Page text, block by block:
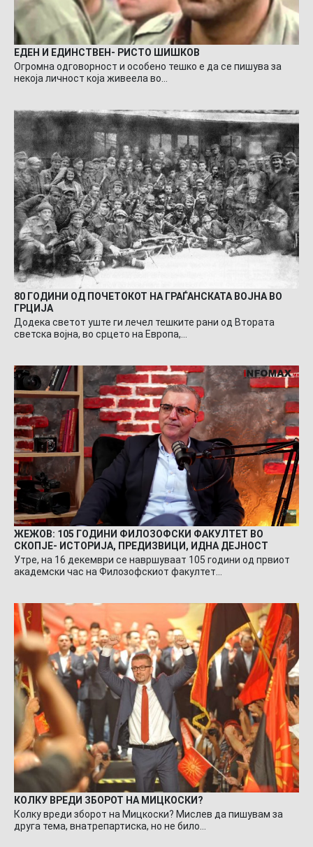
ЕДЕН И ЕДИНСТВЕН- РИСТО ШИШКОВ
Огромна одговорност и особено тешко е да се пишува за
некоја личност која живеела во…
80 ГОДИНИ ОД ПОЧЕТОКОТ НА ГРАЃАНСКАТА ВОЈНА ВО
ГРЦИЈА
Додека светот уште ги лечел тешките рани од Втората
светска војна, во срцето на Европа,…
ЖЕЖОВ: 105 ГОДИНИ ФИЛОЗОФСКИ ФАКУЛТЕТ ВО
СКОПЈЕ- ИСТОРИЈА, ПРЕДИЗВИЦИ, ИДНА ДЕЈНОСТ
Утре, на 16 декември се навршуваат 105 години од првиот
академски час на Филозофскиот факултет…
КОЛКУ ВРЕДИ ЗБОРОТ НА МИЦКОСКИ?
Колку вреди зборот на Мицкоски? Мислев да пишувам за
друга тема, внатрепартиска, но не било…